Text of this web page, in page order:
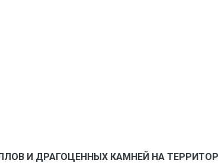
И ДРАГОЦЕННЫХ КАМНЕЙ НА